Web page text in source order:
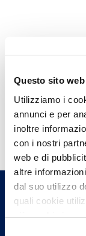
Questo sito
Utilizziamo i
annunci e per
inoltre
con i nostri
web e di
altre
dal suo utilizzo
quali cookie
più su chi
Hai
Trova
un nostro